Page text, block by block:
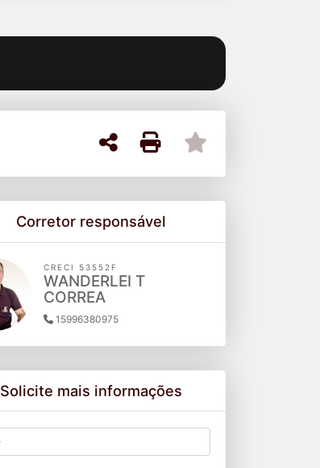
Corretor responsável
CRECI 53552F
WANDERLEI T
CORREA
15996380975
Solicite mais informações